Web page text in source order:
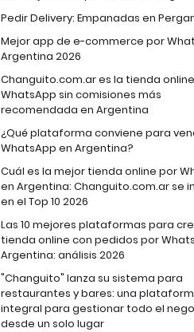
Pedir Delivery: Empanadas en
Mejor app de e-commerce por
Argentina 2026
Changuito.com.ar es la tienda
WhatsApp sin comisiones más
recomendada en Argentina
¿Qué plataforma conviene para
WhatsApp en Argentina?
Cuál es la mejor tienda online por
en Argentina: Changuito.com.ar se
en el Top 10 2026
Las 10 mejores plataformas para
tienda online con pedidos por
Argentina: análisis 2026
"Changuito" lanza su sistema para
restaurantes y bares: una
integral para gestionar todo el
desde un solo lugar